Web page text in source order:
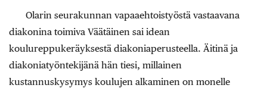
Olarin seurakunnan vapaaehtoistyöstä vastaavana
diakonina toimiva Väätäinen sai idean
koulureppukeräyksestä diakoniaperusteella. Äitinä ja
diakoniatyöntekijänä hän tiesi, millainen
kustannuskysymys koulujen alkaminen on monelle